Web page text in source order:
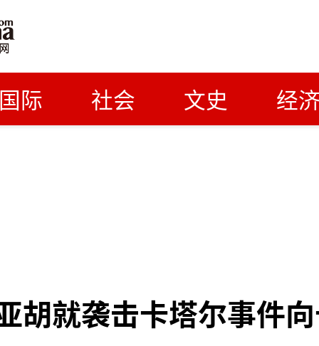
国际 社会 文史 经
胡就袭击卡塔尔事件